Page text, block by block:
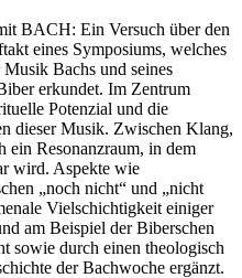
BACH: Ein Versuch über den
eines Symposiums, welches
Bachs und seines
erkundet. Im Zentrum
Potenzial und die
dieser Musik. Zwischen Klang,
ein Resonanzraum, in dem
wird. Aspekte wie
„noch nicht“ und „nicht
Vielschichtigkeit einiger
am Beispiel der Biberschen
sowie durch einen theologisch
der Bachwoche ergänzt.